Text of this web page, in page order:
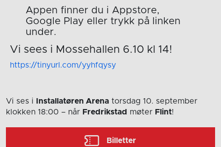
Appen finner du i Appstore,
Google Play eller trykk på linken
under.
Vi sees i Mossehallen 6.10 kl 14!
https://tinyurl.com/yyhfqysy
Vi ses i Installatøren Arena torsdag 10. september
klokken 18:00 – når Fredrikstad møter Flint!
Billetter